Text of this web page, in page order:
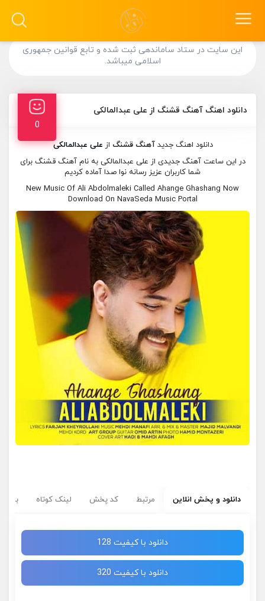
این سایت در ستاد ساماندهی ثبت شده و تابع قوانین جمهوری
اسلامی میباشد.
دانلود اهنگ آهنگ قشنگ از علی عبدالمالکی
0
دانلود اهنگ جدید آهنگ قشنگ از علی عبدالمالکی
در این ساعت آهنگ جدیدی از علی عبدالمالکی به نام آهنگ قشنگ برای
شما کاربران عزیز رسانه نوا صدا آماده کردیم
New Music Of Ali Abdolmaleki Called Ahange Ghashang Now
Download On NavaSeda Music Portal
دانلود و پخش انلاین مرتبط کد پخش لینک کوتاه
دانلود با کیفیت 128
دانلود با کیفیت 320